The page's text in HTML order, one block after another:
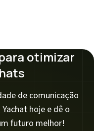
otimizar
de comunicação
hoje e dê o
futuro melhor!